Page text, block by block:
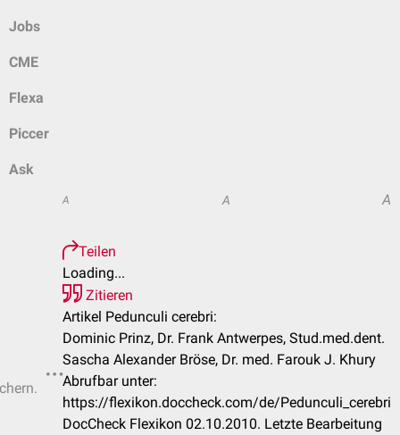
Jobs
CME
Flexa
Piccer
Ask
A A A
Teilen
Loading...
Zitieren
Artikel Pedunculi cerebri:
Dominic Prinz, Dr. Frank Antwerpes, Stud.med.dent.
Sascha Alexander Bröse, Dr. med. Farouk J. Khury
Abrufbar unter:
https://flexikon.doccheck.com/de/Pedunculi_cerebri
DocCheck Flexikon 02.10.2010. Letzte Bearbeitung